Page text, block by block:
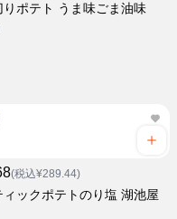
りポテト うま味ごま油味
(税込¥289.44)
ィックポテトのり塩 湖池屋